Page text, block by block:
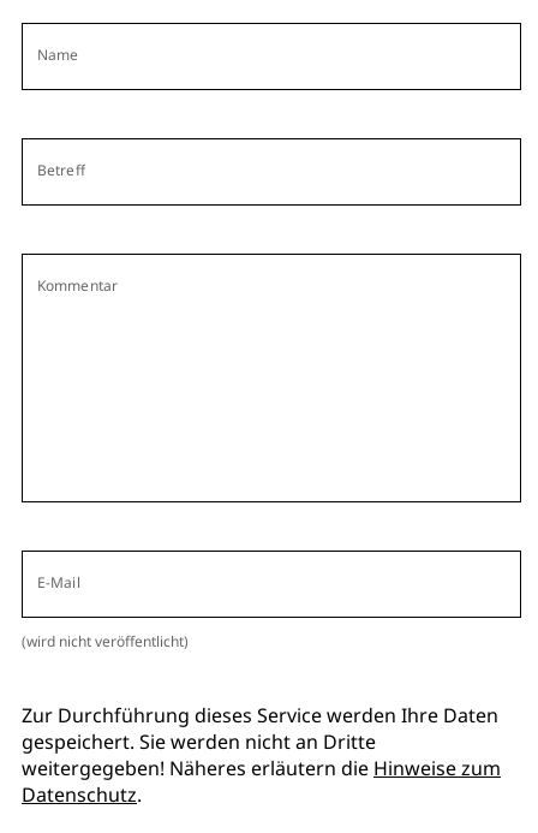
Name
Betreff
Kommentar
E-Mail
(wird nicht veröffentlicht)
Zur Durchführung dieses Service werden Ihre Daten
gespeichert. Sie werden nicht an Dritte
weitergegeben! Näheres erläutern die Hinweise zum
Datenschutz.